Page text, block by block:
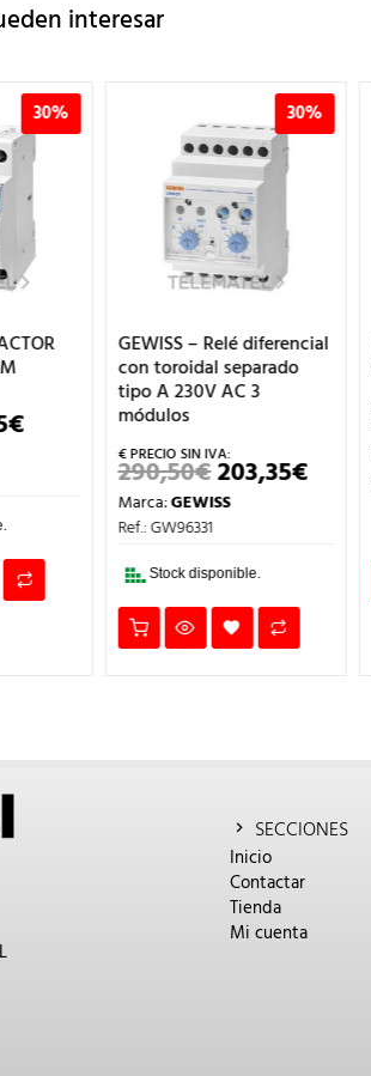
interesar
30%
€EL
PRECIO
30%
GEWISS – Relé diferencial
con toroidal separado
tipo A 230V AC 3
módulos
290,50€EL
PRECIO
ORIGINAL
203,35€EL
Marca:GEWISS
Ref.: GW96331
Stock disponible.
SECCIONES
Inicio
Contactar
Tienda
Mi cuenta